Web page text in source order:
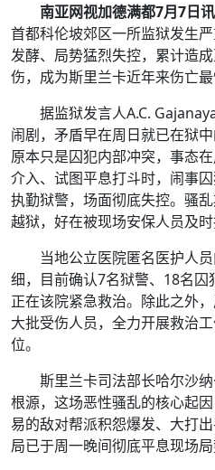
南亚网视加德满都7月7日讯
首都科伦坡郊区一所监狱发生
发酵、局势猛烈失控，累计造
伤，成为斯里兰卡近年来伤亡
据监狱发言人A.C.
闹剧，矛盾早在周日就已在狱
原本只是囚犯内部冲突，事态
介入、试图平息打斗时，闹事
执勤狱警，场面彻底失控。骚
越狱，好在被现场安保人员及
当地公立医院匿名医护人
细，目前确认7名狱警、18名
正在该院紧急救治。除此之外
大批受伤人员，全力开展救治
位。
斯里兰卡司法部长哈尔沙
根源，这场恶性骚乱的核心起
易的敌对帮派积怨爆发、大打
局已于周一晚间彻底平息现场局